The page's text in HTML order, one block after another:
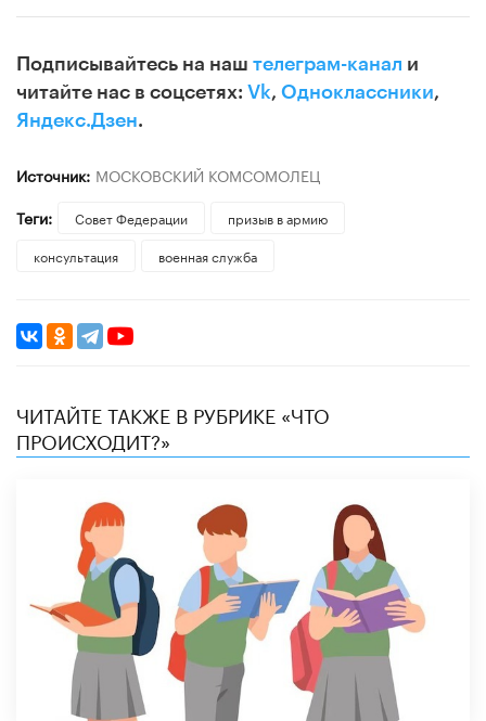
Подписывайтесь на наш телеграм-канал и
читайте нас в соцсетях: Vk, Одноклассники,
Яндекс.Дзен.
Источник: МОСКОВСКИЙ КОМСОМОЛЕЦ
Теги:
Совет Федерации
призыв в армию
консультация
военная служба
ЧИТАЙТЕ ТАКЖЕ В РУБРИКЕ «ЧТО
ПРОИСХОДИТ?»